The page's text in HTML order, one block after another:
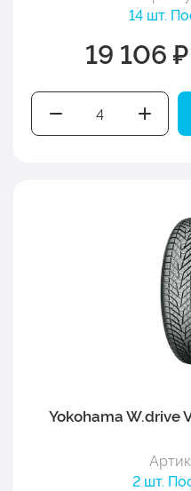
14 шт.
19 106 ₽
Yokohama W.drive
2 шт.